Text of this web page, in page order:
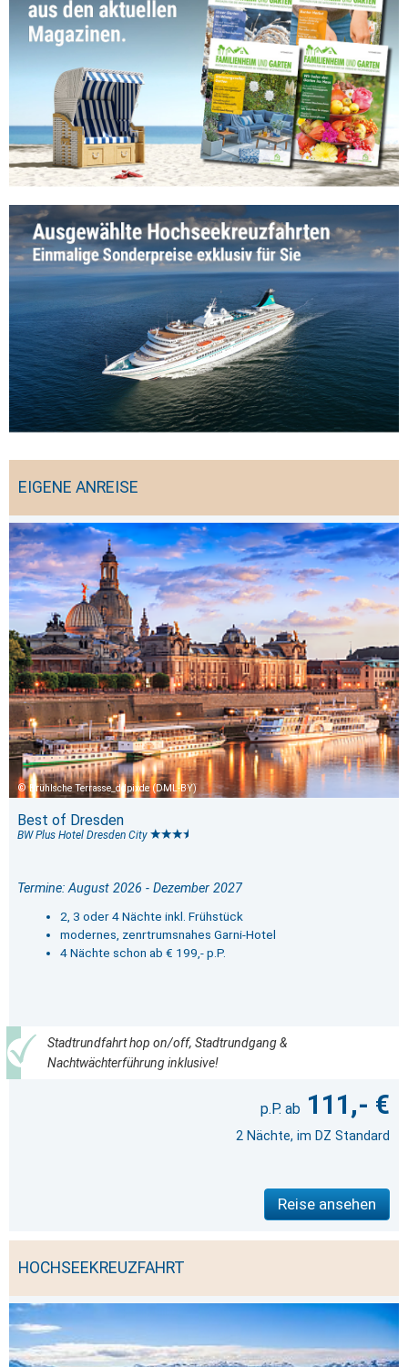
EIGENE ANREISE
Brühlsche Terrasse_ddpixde (DML-BY)
Best of Dresden
BW Plus Hotel Dresden City
Termine: August 2026 - Dezember 2027
2, 3 oder 4 Nächte inkl. Frühstück
modernes, zenrtrumsnahes Garni-Hotel
4 Nächte schon ab € 199,- p.P.
Stadtrundfahrt hop on/off, Stadtrundgang &
Nachtwächterführung inklusive!
111,- €
2 Nächte, im DZ Standard
Reise ansehen
HOCHSEEKREUZFAHRT